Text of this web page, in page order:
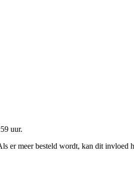
uur.
er meer besteld wordt, kan dit invloed